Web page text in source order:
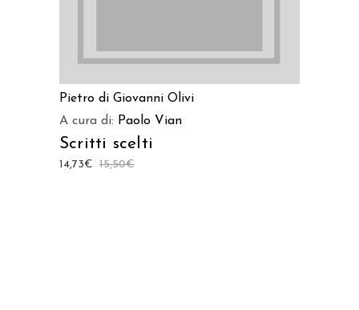
Pietro di Giovanni Olivi
A cura di: Paolo Vian
Scritti scelti
15,50€
14,73€